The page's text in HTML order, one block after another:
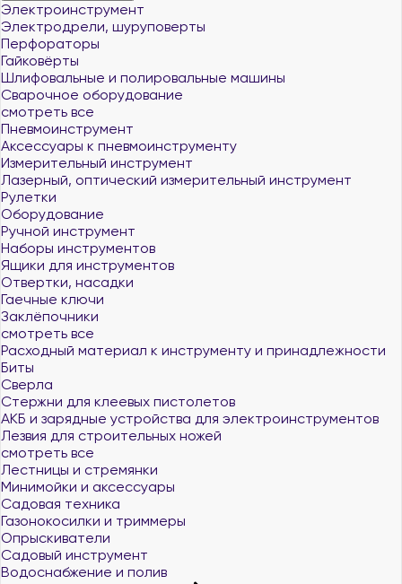
Электроинструмент
Электродрели, шуруповерты
Перфораторы
Гайковёрты
Шлифовальные и полировальные машины
Сварочное оборудование
смотреть все
Пневмоинструмент
Аксессуары к пневмоинструменту
Измерительный инструмент
Лазерный, оптический измерительный инструмент
Рулетки
Оборудование
Ручной инструмент
Наборы инструментов
Ящики для инструментов
Отвертки, насадки
Гаечные ключи
Заклёпочники
смотреть все
Расходный материал к инструменту и принадлежности
Биты
Сверла
Стержни для клеевых пистолетов
АКБ и зарядные устройства для электроинструментов
Лезвия для строительных ножей
смотреть все
Лестницы и стремянки
Минимойки и аксессуары
Садовая техника
Газонокосилки и триммеры
Опрыскиватели
Садовый инструмент
Водоснабжение и полив